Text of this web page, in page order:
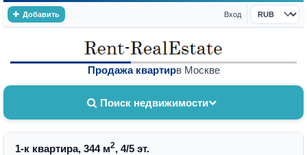
Добавить Вход
Валюта
Продажа квартирв Москве
Поиск недвижимости
1-к квартира, 344 м2, 4/5 эт.